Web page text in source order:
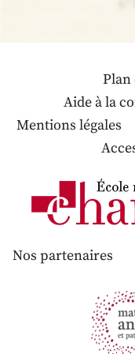
Plan
Aide à la
Mentions légales
Nos partenaires